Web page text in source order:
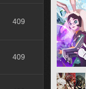
409
409